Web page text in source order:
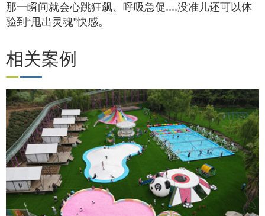
那一瞬间就会心跳狂飙、呼吸急促....没准儿还可以体
验到“甩出灵魂”快感。
相关案例